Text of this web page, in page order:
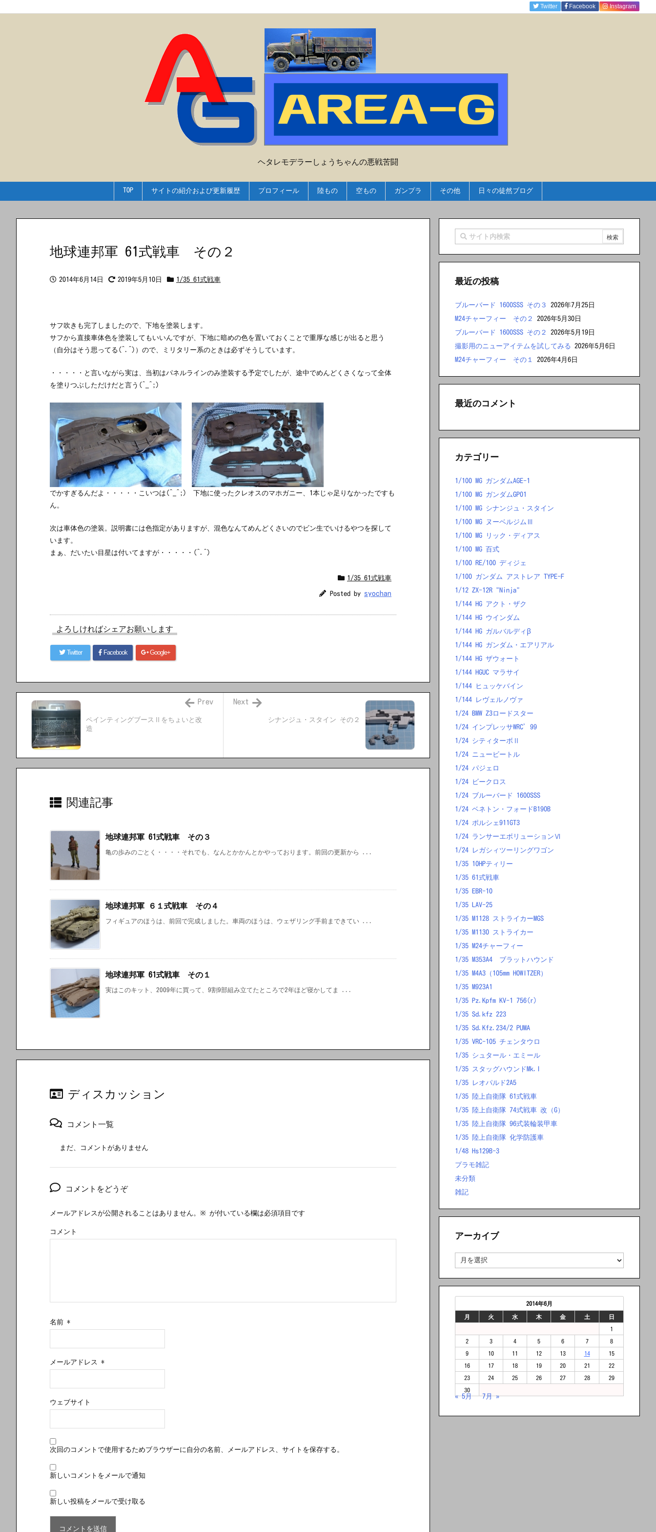
ヘタレモデラーしょうちゃんの悪戦苦闘
TOP サイトの紹介および更新履歴 プロフィール 陸もの 空もの ガンプラ その他 日々の徒然ブログ
Twitter Facebook Instagram
地球連邦軍 61式戦車 その２
2014年6月14日 2019年5月10日 1/35 61式戦車
サフ吹きも完了しましたので、下地を塗装します。
サフから直接車体色を塗装してもいいんですが、下地に暗めの色を置いておくことで重厚な感じが出ると思う
（自分はそう思ってる(^.^)）ので、ミリタリー系のときは必ずそうしています。
・・・・・と言いながら実は、当初はパネルラインのみ塗装する予定でしたが、途中でめんどくさくなって全体
を塗りつぶしただけだと言う(^_^;)
でかすぎるんだよ・・・・・こいつは(^_^;) 下地に使ったクレオスのマホガニー、1本じゃ足りなかったですも
ん。
次は車体色の塗装。説明書には色指定がありますが、混色なんてめんどくさいのでビン生でいけるやつを探して
います。
まぁ、だいたい目星は付いてますが・・・・・(^.^)
1/35 61式戦車
Posted by syochan
よろしければシェアお願いします
Twitter Facebook Google+
シナンジュ・スタイン その２
Next
ペインティングブースⅡをちょいと改
造
Prev
関連記事
地球連邦軍 61式戦車 その３
亀の歩みのごとく・・・・それでも、なんとかかんとかやっております。前回の更新から ...
地球連邦軍 ６１式戦車 その４
フィギュアのほうは、前回で完成しました。車両のほうは、ウェザリング手前まできてい ...
地球連邦軍 61式戦車 その１
実はこのキット、2009年に買って、9割9部組み立てたところで2年ほど寝かしてま ...
ディスカッション
コメント一覧
まだ、コメントがありません
コメントをどうぞ
メールアドレスが公開されることはありません。 ※ が付いている欄は必須項目です
コメント
名前 *
メールアドレス *
ウェブサイト
次回のコメントで使用するためブラウザーに自分の名前、メールアドレス、サイトを保存する。
新しいコメントをメールで通知
新しい投稿をメールで受け取る
最近の投稿
ブルーバード 1600SSS その３
2026年7月25日
M24チャーフィー その２
2026年5月30日
ブルーバード 1600SSS その２
2026年5月19日
撮影用のニューアイテムを試してみる
2026年5月6日
M24チャーフィー その１
2026年4月6日
最近のコメント
カテゴリー
1/100 MG ガンダムAGE-1
1/100 MG ガンダムGP01
1/100 MG シナンジュ・スタイン
1/100 MG ヌーベルジムⅢ
1/100 MG リック・ディアス
1/100 MG 百式
1/100 RE/100 ディジェ
1/100 ガンダム アストレア TYPE-F
1/12 ZX-12R "Ninja"
1/144 HG アクト・ザク
1/144 HG ウインダム
1/144 HG ガルバルディβ
1/144 HG ガンダム・エアリアル
1/144 HG ザウォート
1/144 HGUC マラサイ
1/144 ヒュッケバイン
1/144 レヴェルノヴァ
1/24 BMW Z3ロードスター
1/24 インプレッサWRC’99
1/24 シティターボⅡ
1/24 ニュービートル
1/24 パジェロ
1/24 ビークロス
1/24 ブルーバード 1600SSS
1/24 ベネトン・フォードB190B
1/24 ポルシェ911GT3
1/24 ランサーエボリューションⅥ
1/24 レガシィツーリングワゴン
1/35 10HPティリー
1/35 61式戦車
1/35 EBR-10
1/35 LAV-25
1/35 M1128 ストライカーMGS
1/35 M1130 ストライカー
1/35 M24チャーフィー
1/35 M353A4 ブラットハウンド
1/35 M4A3（105mm HOWITZER）
1/35 M923A1
1/35 Pz.Kpfm KV-1 756(r)
1/35 Sd.kfz 223
1/35 Sd.Kfz.234/2 PUMA
1/35 VRC-105 チェンタウロ
1/35 シュタール・エミール
1/35 スタッグハウンドMk.I
1/35 レオパルド2A5
1/35 陸上自衛隊 61式戦車
1/35 陸上自衛隊 74式戦車 改（G）
1/35 陸上自衛隊 96式装輪装甲車
1/35 陸上自衛隊 化学防護車
1/48 Hs129B-3
プラモ雑記
未分類
雑記
アーカイブ
ー
2014年6月
月 火 水 木 金 土 日
1
2 3 4 5 6 7 8
9 10 11 12 13 14 15
16 17 18 19 20 21 22
23 24 25 26 27 28 29
30
« 5月 7月 »